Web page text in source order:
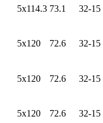
5x114.3 73.1 32-15
5x120 72.6 32-15
5x120 72.6 32-15
5x120 72.6 32-15